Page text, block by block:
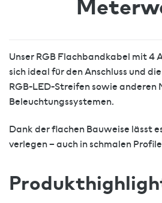
Unser RGB Flachbandkabel mit 4
sich ideal für den Anschluss und
RGB-LED-Streifen sowie anderen
Beleuchtungssystemen.
Dank der flachen Bauweise lässt
verlegen – auch in schmalen